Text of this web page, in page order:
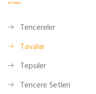
Tencereler
Tavalar
Tepsiler
Tencere Setleri